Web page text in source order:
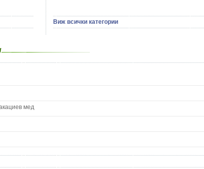
Бял имел - Viscum album L.
Бял оман - Inula Helenium L.
Бяла върба - Salix Аlba
Вратига - Tanacetrum Vulgare
сексуални проблеми
на половите органи
Виж всички категории
мед